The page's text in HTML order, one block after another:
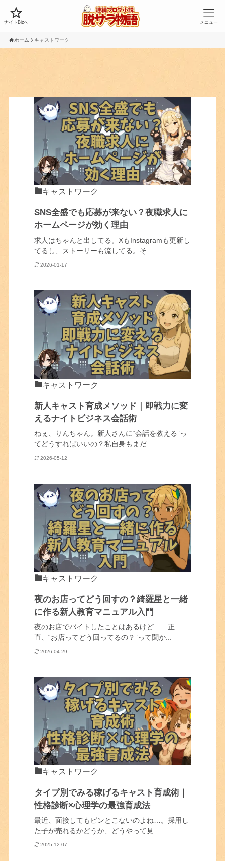
ナイトBizへ メニュー
ホーム キャストワーク
キャストワーク
SNS全盛でも応募が来ない？夜職求人に
ホームページが効く理由
求人はちゃんと出してる。XもInstagramも更新し
てるし、ストーリーも流してる。そ...
2026-01-17
キャストワーク
新人キャスト育成メソッド｜即戦力に変
えるナイトビジネス会話術
ねぇ、りんちゃん。新人さんに“会話を教える”っ
てどうすればいいの？私自身もまだ...
2026-05-12
キャストワーク
夜のお店ってどう回すの？綺羅星と一緒
に作る新人教育マニュアル入門
夜のお店でバイトしたことはあるけど……正
直、“お店ってどう回ってるの？”って聞か...
2026-04-29
キャストワーク
タイプ別でみる稼げるキャスト育成術｜
性格診断×心理学の最強育成法
最近、面接してもピンとこないのよね…。採用し
た子が売れるかどうか、どうやって見...
2025-12-07